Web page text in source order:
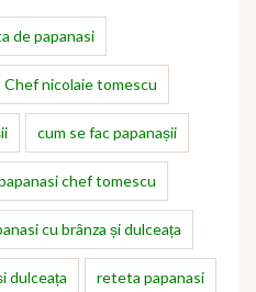
de papanasi
Chef nicolaie tomescu
cum se fac papanașii
chef tomescu
cu brânza și dulceața
dulceața reteta papanasi